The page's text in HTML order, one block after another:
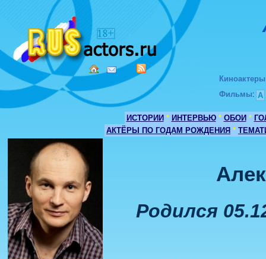
Киноактеры
Фильмы: А
ИСТОРИИ * ИНТЕРВЬЮ * ОБОИ *
АКТЁРЫ ПО ГОДАМ РОЖДЕНИЯ *
Родился